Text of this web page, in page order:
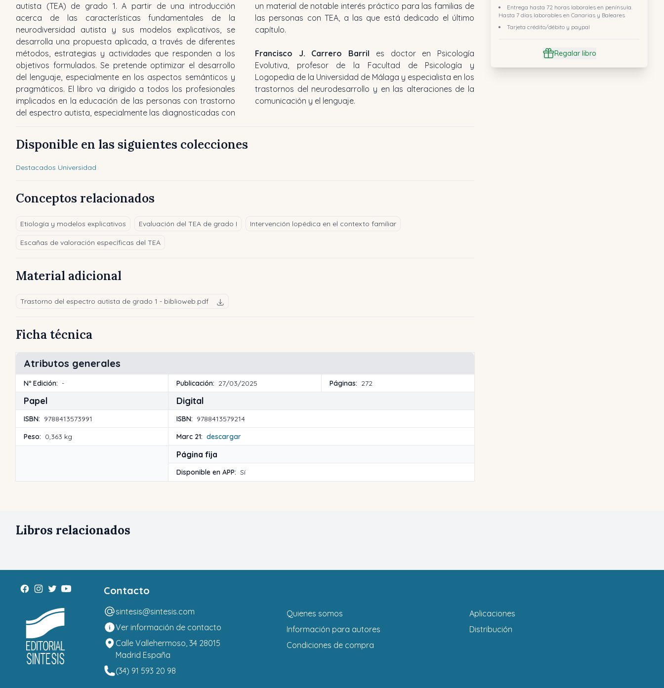
Entrega hasta 72 horas laborales en península.
Hasta 7 días laborables en Canarias y Baleares
Tarjeta crédito/débito y paypal
Regalar libro
autista (TEA) de grado 1. A partir de una introducción
acerca de las características fundamentales de la
neurodiversidad autista y sus modelos explicativos, se
desarrolla una propuesta aplicada, a través de diferentes
métodos, estrategias y actividades que responden a los
objetivos formulados. Se pretende optimizar el desarrollo
del lenguaje, especialmente en los aspectos semánticos y
pragmáticos. El libro va dirigido a todos los profesionales
implicados en la educación de las personas con trastorno
del espectro autista, especialmente las diagnosticadas con
un material de notable interés práctico para las familias de
las personas con TEA, a las que está dedicado el último
capítulo.
Francisco J. Carrero Barril es doctor en Psicología
Evolutiva, profesor de la Facultad de Psicología y
Logopedia de la Universidad de Málaga y especialista en los
trastornos del neurodesarrollo y en las alteraciones de la
comunicación y el lenguaje.
Disponible en las siguientes colecciones
Destacados Universidad
Conceptos relacionados
Etiología y modelos explicativos Evaluación del TEA de grado I Intervención lopédica en el contexto familiar
Escañas de valoración específicas del TEA
Material adicional
Trastorno del espectro autista de grado 1 - biblioweb.pdf
Ficha técnica
Atributos generales
Nº Edición: - Publicación: 27/03/2025 Páginas: 272
Papel
ISBN: 9788413573991
Peso: 0,363 kg
Digital
ISBN: 9788413579214
Marc 21: descargar
Página fija
Disponible en APP: Sí
Libros relacionados
Contacto
sintesis@sintesis.com
Ver información de contacto
Calle Vallehermoso, 34 28015
Madrid España
(34) 91 593 20 98
Quienes somos
Información para autores
Condiciones de compra
Aplicaciones
Distribución